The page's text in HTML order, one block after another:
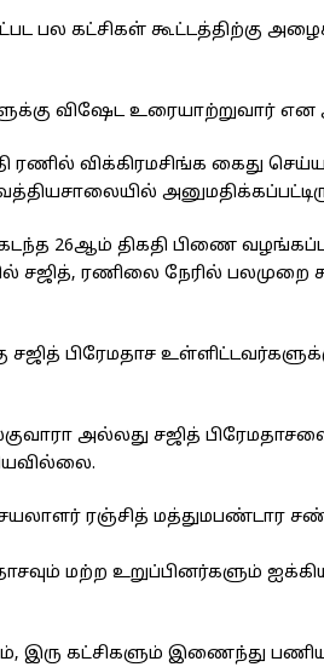
பல கட்சிகள் கூட்டத்திற்கு
விஷேட உரையாற்றுவார் என
ரணில் விக்கிரமசிங்க கைது
26ஆம் திகதி பிணை
சஜித், ரணிலை நேரில் பலமுறை
பிரேமதாச
அல்லது சஜித்
ரஞ்சித் மத்துமபண்டார
மற்ற உறுப்பினர்களும்
இரு கட்சிகளும் இணைந்து